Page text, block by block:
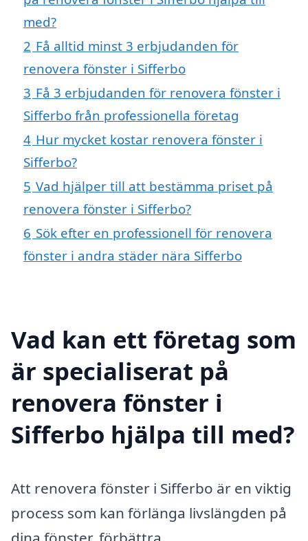
med?
2 Få alltid minst 3 erbjudanden för
renovera fönster i Sifferbo
3 Få 3 erbjudanden för renovera fönster i
Sifferbo från professionella företag
4 Hur mycket kostar renovera fönster i
Sifferbo?
5 Vad hjälper till att bestämma priset på
renovera fönster i Sifferbo?
6 Sök efter en professionell för renovera
fönster i andra städer nära Sifferbo
Vad kan ett företag som
är specialiserat på
renovera fönster i
Sifferbo hjälpa till med?
Att renovera fönster i Sifferbo är en viktig
process som kan förlänga livslängden på